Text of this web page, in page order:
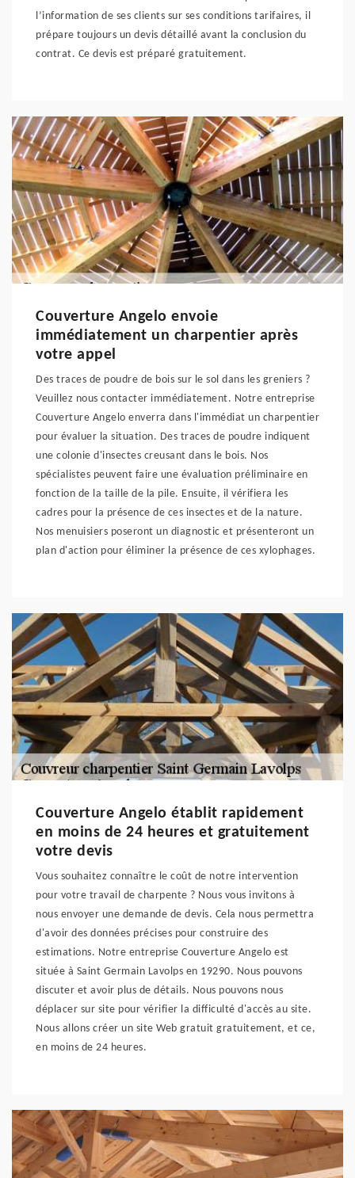
l’information de ses clients sur ses conditions tarifaires, il
prépare toujours un devis détaillé avant la conclusion du
contrat. Ce devis est préparé gratuitement.
Couverture Angelo envoie
immédiatement un charpentier après
votre appel
Des traces de poudre de bois sur le sol dans les greniers ?
Veuillez nous contacter immédiatement. Notre entreprise
Couverture Angelo enverra dans l'immédiat un charpentier
pour évaluer la situation. Des traces de poudre indiquent
une colonie d'insectes creusant dans le bois. Nos
spécialistes peuvent faire une évaluation préliminaire en
fonction de la taille de la pile. Ensuite, il vérifiera les
cadres pour la présence de ces insectes et de la nature.
Nos menuisiers poseront un diagnostic et présenteront un
plan d'action pour éliminer la présence de ces xylophages.
Couverture Angelo établit rapidement
en moins de 24 heures et gratuitement
votre devis
Vous souhaitez connaître le coût de notre intervention
pour votre travail de charpente ? Nous vous invitons à
nous envoyer une demande de devis. Cela nous permettra
d'avoir des données précises pour construire des
estimations. Notre entreprise Couverture Angelo est
située à Saint Germain Lavolps en 19290. Nous pouvons
discuter et avoir plus de détails. Nous pouvons nous
déplacer sur site pour vérifier la difficulté d'accès au site.
Nous allons créer un site Web gratuit gratuitement, et ce,
en moins de 24 heures.